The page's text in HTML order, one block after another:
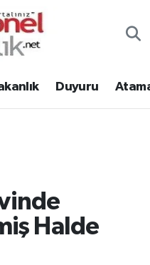
Duyuru
Halde